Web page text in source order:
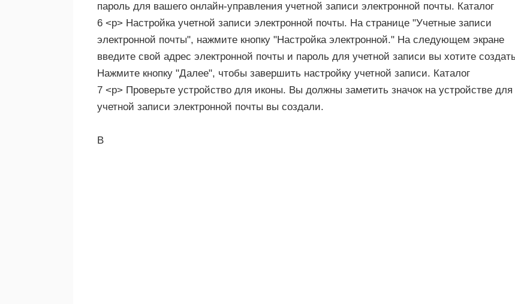
пароль для вашего онлайн-управления учетной записи электронной почты. Каталог
6 <р> Настройка учетной записи электронной почты. На странице "Учетные записи
электронной почты", нажмите кнопку "Настройка электронной." На следующем экране
введите свой адрес электронной почты и пароль для учетной записи вы хотите
Нажмите кнопку "Далее", чтобы завершить настройку учетной записи. Каталог
7 <р> Проверьте устройство для иконы. Вы должны заметить значок на устройстве для
учетной записи электронной почты вы создали.
В